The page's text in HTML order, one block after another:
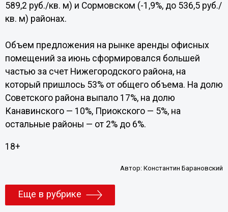
589,2 руб./кв. м) и Сормовском (-1,9%, до 536,5 руб./
кв. м) районах.
Объем предложения на рынке аренды офисных
помещений за июнь сформировался большей
частью за счет Нижегородского района, на
который пришлось 53% от общего объема. На долю
Советского района выпало 17%, на долю
Канавинского — 10%, Приокского — 5%, на
остальные районы — от 2% до 6%.
18+
Автор:Константин Барановский
Еще в рубрике